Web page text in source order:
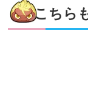
こちら